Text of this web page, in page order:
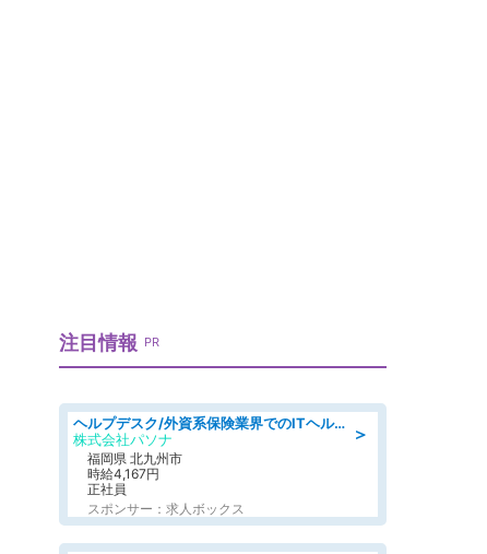
注目情報 PR
＞
ヘルプデスク/外資系保険業界でのITヘルプデスク業務/駅近/即日勤務可/ヘルプデスク
株式会社パソナ
福岡県 北九州市
時給4,167円
正社員
スポンサー：求人ボックス